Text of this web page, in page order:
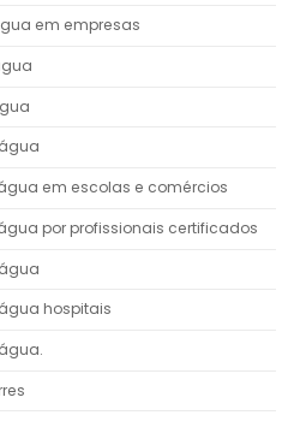
em empresas
em escolas e comércios
por profissionais certificados
hospitais